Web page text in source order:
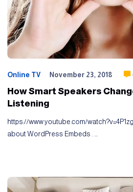
Online TV November 23, 2018
How Smart Speakers
Listening
https://www.youtube.com/
about WordPress Embeds . …